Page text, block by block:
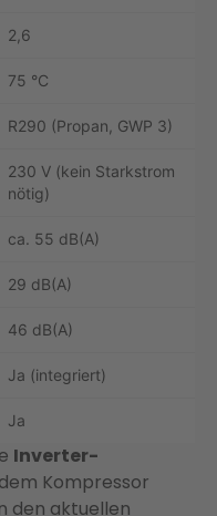
2,6
75 °C
R290 (Propan, GWP 3)
230 V (kein Starkstrom
nötig)
ca. 55 dB(A)
29 dB(A)
46 dB(A)
Ja (integriert)
Ja
Inverter-
Kompressor
den aktuellen